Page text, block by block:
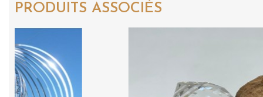
PRODUITS ASSOCIÉS